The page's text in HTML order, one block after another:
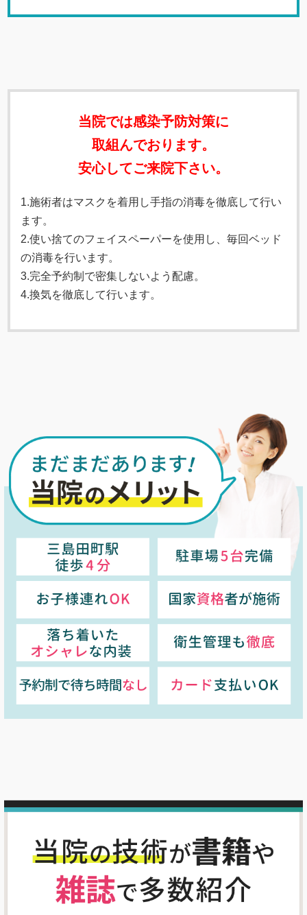
当院では感染予防対策に
取組んでおります。
安心してご来院下さい。
1.施術者はマスクを着用し手指の消毒を徹底して行い
ます。
2.使い捨てのフェイスペーパーを使用し、毎回ベッド
の消毒を行います。
3.完全予約制で密集しないよう配慮。
4.換気を徹底して行います。